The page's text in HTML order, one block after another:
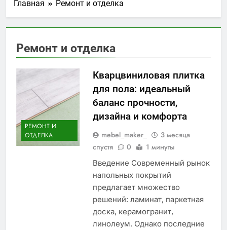
Главная Ремонт и отделка
Ремонт и отделка
РЕМОНТ И
ОТДЕЛКА
Кварцвиниловая плитка
для пола: идеальный
баланс прочности,
дизайна и комфорта
mebel_maker_
3 месяца
спустя
0 1 минуты
Введение Современный рынок
напольных покрытий
предлагает множество
решений: ламинат, паркетная
доска, керамогранит,
линолеум. Однако последние